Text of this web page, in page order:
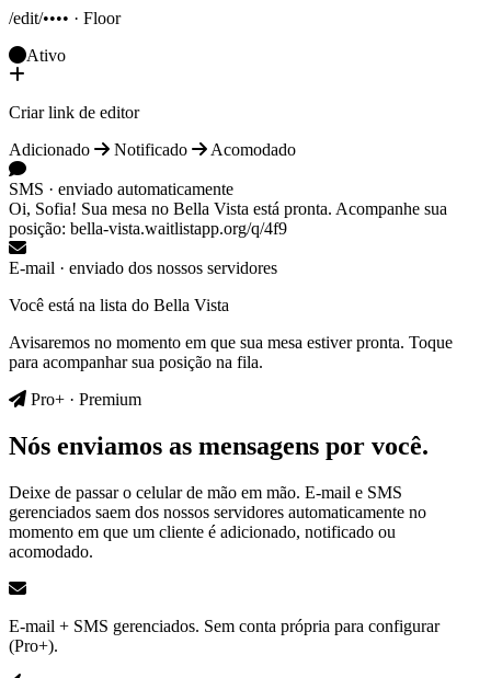
/edit/•••• · Floor
Ativo
Criar link de editor
Adicionado
Notificado Acomodado
SMS · enviado automaticamente
Oi, Sofia! Sua mesa no Bella Vista está pronta. Acompanhe sua
posição: bella-vista.waitlistapp.org/q/4f9
E-mail · enviado dos nossos servidores
Você está na lista do Bella Vista
Avisaremos no momento em que sua mesa estiver pronta. Toque
para acompanhar sua posição na fila.
Pro+ · Premium
Nós enviamos as mensagens por você.
Deixe de passar o celular de mão em mão. E-mail e SMS
gerenciados saem dos nossos servidores automaticamente no
momento em que um cliente é adicionado, notificado ou
acomodado.
E-mail + SMS gerenciados. Sem conta própria para configurar
(Pro+).